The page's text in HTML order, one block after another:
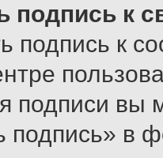
подпись к
подпись к
подписи вы
подпись» в